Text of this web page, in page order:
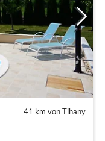
41 km von Tihany